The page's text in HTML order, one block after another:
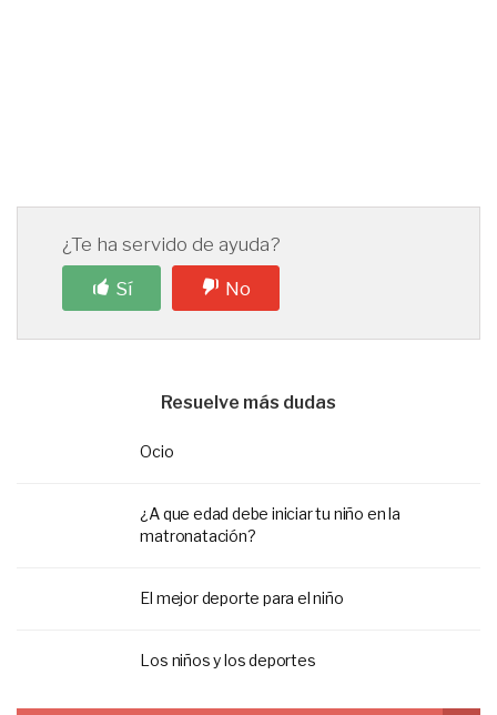
¿Te ha servido de ayuda?
Sí
No
Resuelve más dudas
Ocio
¿A que edad debe iniciar tu niño en la
matronatación?
El mejor deporte para el niño
Los niños y los deportes